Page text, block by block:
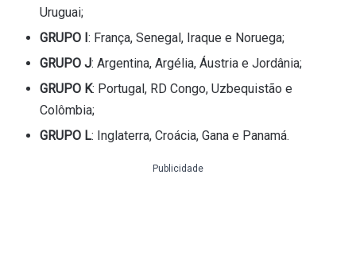
Uruguai;
GRUPO I: França, Senegal, Iraque e Noruega;
GRUPO J: Argentina, Argélia, Áustria e Jordânia;
GRUPO K: Portugal, RD Congo, Uzbequistão e
Colômbia;
GRUPO L: Inglaterra, Croácia, Gana e Panamá.
Publicidade